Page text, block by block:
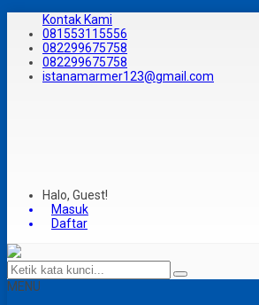
Kontak Kami
081553115556
082299675758
082299675758
istanamarmer123@gmail.com
Halo, Guest!
Masuk
Daftar
MENU